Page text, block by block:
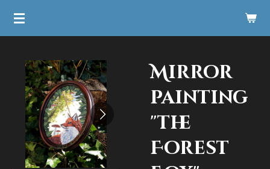
Ga
hoofdinhoud
Mirror
painting
"the
Forest